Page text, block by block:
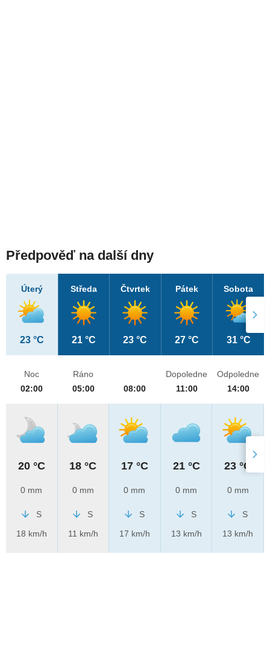
Předpověď na další dny
Úterý
23 °C
Středa
21 °C
Čtvrtek
23 °C
Pátek
27 °C
Sobota
31 °C
Noc
02:00
20 °C
0 mm
S
18 km/h
Ráno
05:00
18 °C
0 mm
S
11 km/h
08:00
17 °C
0 mm
S
17 km/h
Dopoledne
11:00
21 °C
0 mm
S
13 km/h
Odpoledne
14:00
23 °C
0 mm
S
13 km/h